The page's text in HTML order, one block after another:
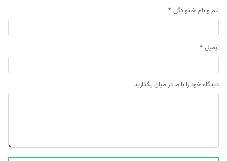
نام و نام خانوادگی *
ایمیل *
دیدگاه خود را با ما در میان بگذارید